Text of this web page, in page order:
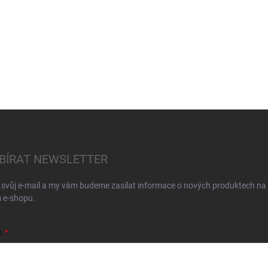
NEWSLETTER
e-mail a my vám budeme zasílat informace o nových produktech na
e-shopu.